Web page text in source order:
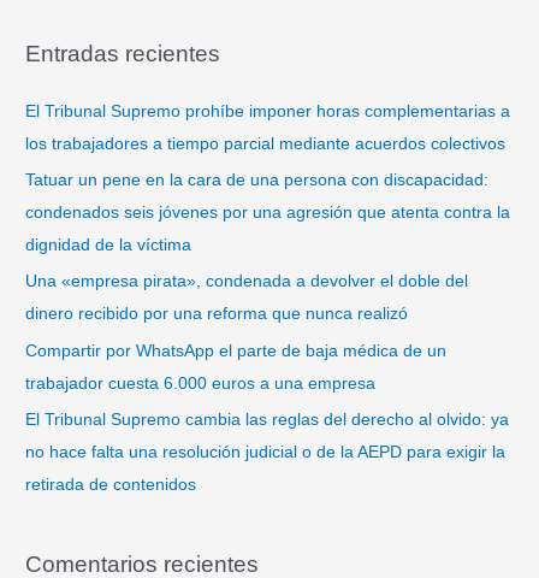
c
Entradas recientes
El Tribunal Supremo prohíbe imponer horas complementarias a
los trabajadores a tiempo parcial mediante acuerdos colectivos
Tatuar un pene en la cara de una persona con discapacidad:
condenados seis jóvenes por una agresión que atenta contra la
dignidad de la víctima
Una «empresa pirata», condenada a devolver el doble del
dinero recibido por una reforma que nunca realizó
Compartir por WhatsApp el parte de baja médica de un
trabajador cuesta 6.000 euros a una empresa
El Tribunal Supremo cambia las reglas del derecho al olvido: ya
no hace falta una resolución judicial o de la AEPD para exigir la
retirada de contenidos
Comentarios recientes